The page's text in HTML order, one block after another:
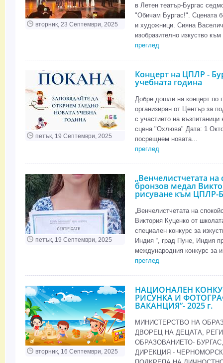
вторник, 23 Септември, 2025
в Летен театър-Бургас
"Обичам Бургас!". Сцената
и художници. Сияна
изобразително изкуство
преглед
петък, 19 Септември, 2025
Концерт на ЦПЛР -
учебната година
Добре дошли на концерт по
организиран от Център за
с участието на
сцена "Охлюва" Дата: 1
посрещнем новата...
преглед
петък, 19 Септември, 2025
„Венчелистчетата на
бронзов медал
рисуване към ЦПЛР-
„Венчелистчетата на
Виктория Куценко от
специален конкурс за
Индия “, град Пуне, Индия
международния конкурс за
преглед
вторник, 16 Септември, 2025
НАЦИОНАЛЕН
РИСУНКА И
ВАКАНЦИЯ”- 2025 г.
МИНИСТЕРСТВО НА
ДВОРЕЦ НА ДЕЦАТА,
ОБРАЗОВАНИЕТО-
ДИРЕКЦИЯ -